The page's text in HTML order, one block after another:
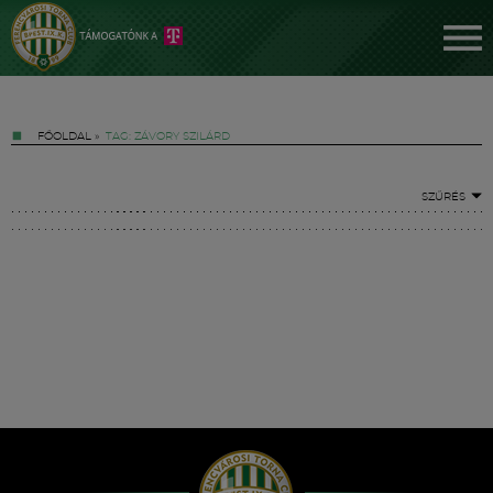
FŐOLDAL » TAG: ZÁVORY SZILÁRD
SZŰRÉS
Hírek